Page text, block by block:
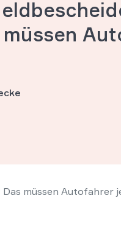
müssen Autofahrer